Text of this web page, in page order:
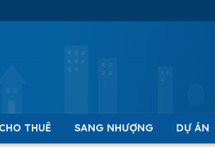
THUÊ SANG NHƯỢNG DỰ ÁN